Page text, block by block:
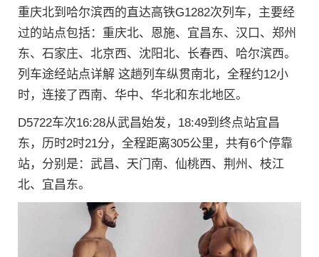
重庆北到哈尔滨西的直达高铁G1282次列车，主要经
过的站点包括：重庆北、恩施、宜昌东、汉口、郑州
东、石家庄、北京西、沈阳北、长春西、哈尔滨西。
列车途经站点详解 这趟列车纵贯南北，全程约12小
时，连接了西南、华中、华北和东北地区。
D5722车次16:28从武昌始发，18:49到终点站宜昌
东，历时2时21分，全程距离305公里，共有6个停靠
站，分别是：武昌、天门南、仙桃西、荆州、枝江
北、宜昌东。